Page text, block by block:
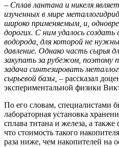
– Сплав лантана и никеля
изученных в мире
широко применяемым, и,
дорогих. С ним удалось создать
водорода, для которой не
давление. Однако часть сырья
закупать за рубежом, поэтому
задача синтезировать
сырьевой базы, – рассказал
экспериментальной физики
По его словам, специалистами
лабораторная установка
сплава титана и железа, а также
что стоимость такого
раза ниже, чем накопителей на